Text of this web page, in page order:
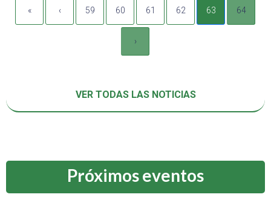
« ‹ 59 60 61 62 63 64
›
VER TODAS LAS NOTICIAS
Próximos eventos